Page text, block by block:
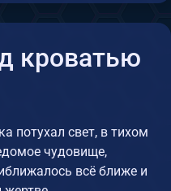
кроватью
потухал свет, в тихом
чудовище,
всё ближе и